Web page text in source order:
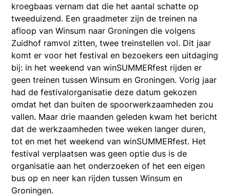
kroegbaas vernam dat die het aantal schatte op
tweeduizend. Een graadmeter zijn de treinen na
afloop van Winsum naar Groningen die volgens
Zuidhof ramvol zitten, twee treinstellen vol. Dit jaar
komt er voor het festival en bezoekers een uitdaging
bij: in het weekend van winSUMMERfest rijden er
geen treinen tussen Winsum en Groningen. Vorig jaar
had de festivalorganisatie deze datum gekozen
omdat het dan buiten de spoorwerkzaamheden zou
vallen. Maar drie maanden geleden kwam het bericht
dat de werkzaamheden twee weken langer duren,
tot en met het weekend van winSUMMERfest. Het
festival verplaatsen was geen optie dus is de
organisatie aan het onderzoeken of het een eigen
bus op en neer kan rijden tussen Winsum en
Groningen.